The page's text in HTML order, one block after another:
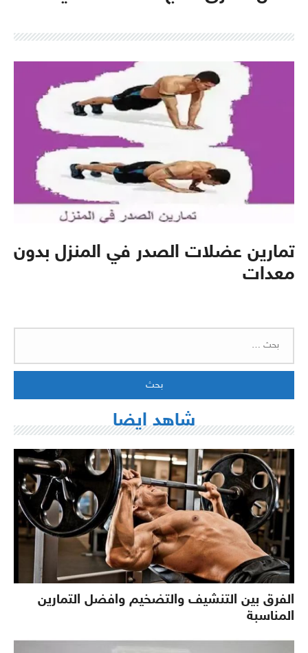
تمارين عضلات الصدر في المنزل بدون
معدات
شاهد ايضا
الفرق بين التنشيف والتضخيم وافضل التمارين
المناسبة